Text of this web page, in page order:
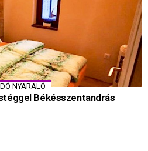
NYARALÓ
Békésszentandrás